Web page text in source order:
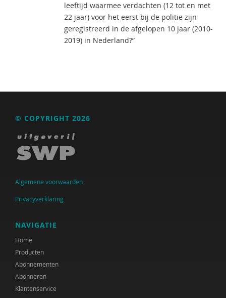
leeftijd waarmee verdachten (12 tot en met
22 jaar) voor het eerst bij de politie zijn
geregistreerd in de afgelopen 10 jaar (2010-
2019) in Nederland?”
© COPYRIGHT 2026
Algemene voorwaarden
Privacyverklaring
NAVIGATIE
Home
Producten
Abonnementen
Abonneren
Klantenservice